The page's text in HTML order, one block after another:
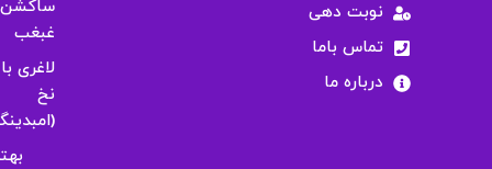
نوبت دهی
تماس باما
درباره ما
ساکشن
غبغب
لاغری با
نخ